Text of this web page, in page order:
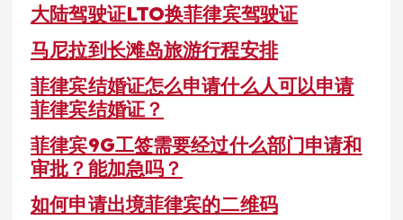
大陆驾驶证LTO换菲律宾驾驶证
马尼拉到长滩岛旅游行程安排
菲律宾结婚证怎么申请什么人可以申请
菲律宾结婚证？
菲律宾9G工签需要经过什么部门申请和
审批？能加急吗？
如何申请出境菲律宾的二维码